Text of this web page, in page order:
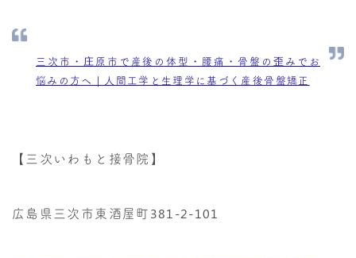
三次市・庄原市で産後の体型・腰痛・骨盤の歪みでお
悩みの方へ｜人間工学と生理学に基づく産後骨盤矯正
【三次いわもと接骨院】
広島県三次市東酒屋町381-2-101